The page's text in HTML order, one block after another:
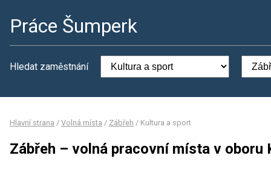
Práce Šumperk
Hledat zaměstnání
Hlavní strana / Volná místa / Zábřeh / Kultura a sport
Zábřeh – volná pracovní místa v oboru